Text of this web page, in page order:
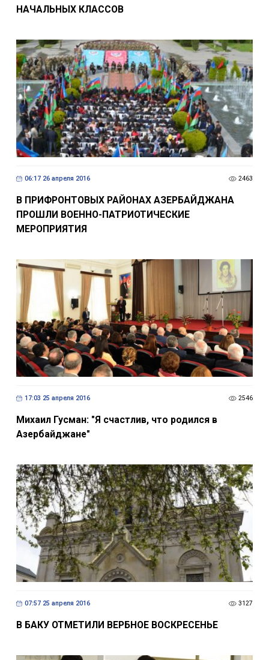
НАЧАЛЬНЫХ КЛАССОВ
06:17 26 апреля 2016 2463
В ПРИФРОНТОВЫХ РАЙОНАХ АЗЕРБАЙДЖАНА
ПРОШЛИ ВОЕННО-ПАТРИОТИЧЕСКИЕ
МЕРОПРИЯТИЯ
17:03 25 апреля 2016 2546
Михаил Гусман: "Я счастлив, что родился в
Азербайджане"
07:57 25 апреля 2016 3127
В БАКУ ОТМЕТИЛИ ВЕРБНОЕ ВОСКРЕСЕНЬЕ